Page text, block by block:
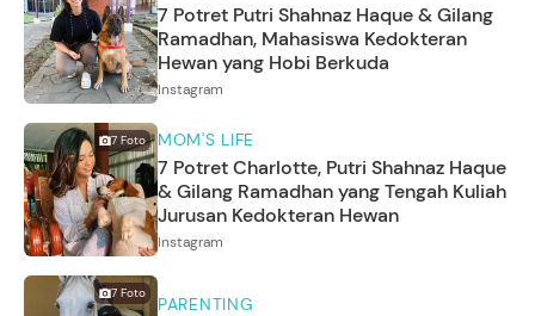
7 Potret Putri Shahnaz Haque & Gilang
Ramadhan, Mahasiswa Kedokteran
Hewan yang Hobi Berkuda
Instagram
7 Foto MOM'S LIFE
7 Potret Charlotte, Putri Shahnaz Haque
& Gilang Ramadhan yang Tengah Kuliah
Jurusan Kedokteran Hewan
Instagram
7 Foto PARENTING